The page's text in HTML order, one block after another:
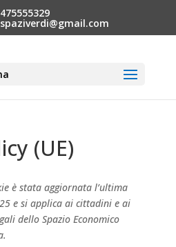
(UE)
è stata aggiornata l’ultima
e si applica ai cittadini e ai
dello Spazio Economico